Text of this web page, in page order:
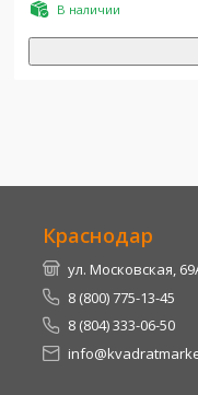
В наличии
Краснодар
ул. Московская,
8 (800) 775-13-45
8 (804) 333-06-50